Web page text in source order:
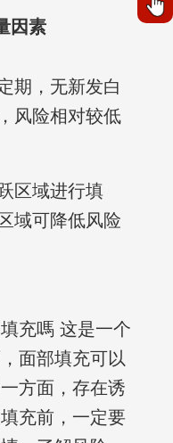
因素
期，无新发白
风险相对较低
区域进行填
域可降低风险
充嗎 这是一个
面部填充可以
方面，存在诱
充前，一定要